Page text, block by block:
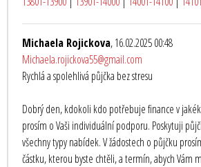
Michaela Rojickova, 16.02.2025 00:48
Michaela.rojickova55@gmail.com
Rychlá a spolehlivá půjčka bez stresu
Dobrý den, kdokoli kdo potřebuje finance v
prosím o Vaši individuální podporu. Poskytuji
všechny typy nabídek. V žádostech o půjčku
částku, kterou byste chtěli, a termín, abych Vám